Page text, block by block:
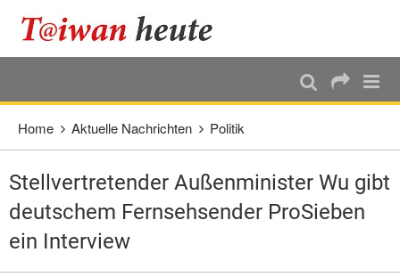
Direkt weiter zum Haupt-Inhalt
Home Aktuelle Nachrichten Politik
Stellvertretender Außenminister Wu gibt
deutschem Fernsehsender ProSieben
ein Interview